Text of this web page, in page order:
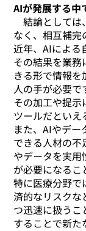
AIが発展する中
結論としては
なく、相互補完
近年、AIによる
その結果を業
きる形で情報
人の手が必要で
その加工や提示
ツールだといえ
また、AIやデ
できる人材の不
やデータを実
が必要になるこ
特に医療分野で
済的なリスクな
つ迅速に扱う
することで新た